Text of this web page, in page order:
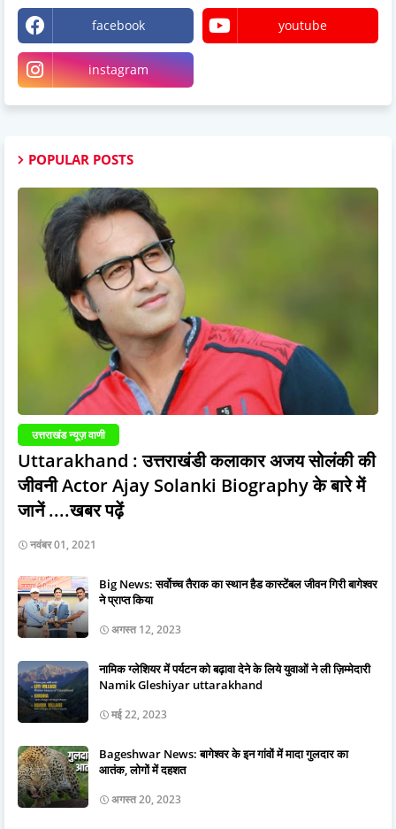
facebook youtube
instagram
POPULAR POSTS
उत्तराखंड न्यूज़ वाणी
Uttarakhand : उत्तराखंडी कलाकार अजय सोलंकी की
जीवनी Actor Ajay Solanki Biography के बारे में
जानें ....खबर पढ़ें
नवंबर 01, 2021
Big News: सर्वोच्च तैराक का स्थान हैड कास्टेंबल जीवन गिरी बागेश्वर
ने प्राप्त किया
अगस्त 12, 2023
नामिक ग्लेशियर में पर्यटन को बढ़ावा देने के लिये युवाओं ने ली ज़िम्मेदारी
Namik Gleshiyar uttarakhand
मई 22, 2023
Bageshwar News: बागेश्वर के इन गांवों में मादा गुलदार का
आतंक, लोगों में दहशत
अगस्त 20, 2023